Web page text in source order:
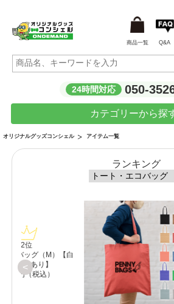
商品一覧 Q&A
24時間対応 050-
カテゴリーから探
オリジナルグッズコンシェル アイテム一覧
ランキング
<
ポ